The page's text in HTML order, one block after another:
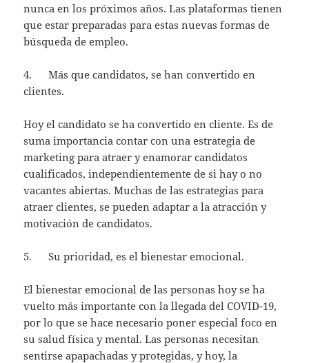
nunca en los próximos años. Las plataformas tienen
que estar preparadas para estas nuevas formas de
búsqueda de empleo.
4. Más que candidatos, se han convertido en
clientes.
Hoy el candidato se ha convertido en cliente. Es de
suma importancia contar con una estrategia de
marketing para atraer y enamorar candidatos
cualificados, independientemente de si hay o no
vacantes abiertas. Muchas de las estrategias para
atraer clientes, se pueden adaptar a la atracción y
motivación de candidatos.
5. Su prioridad, es el bienestar emocional.
El bienestar emocional de las personas hoy se ha
vuelto más importante con la llegada del COVID-19,
por lo que se hace necesario poner especial foco en
su salud física y mental. Las personas necesitan
sentirse apapachadas y protegidas, y hoy, la